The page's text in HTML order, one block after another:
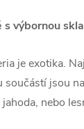
s výbornou
je exotika.
jsou
nebo